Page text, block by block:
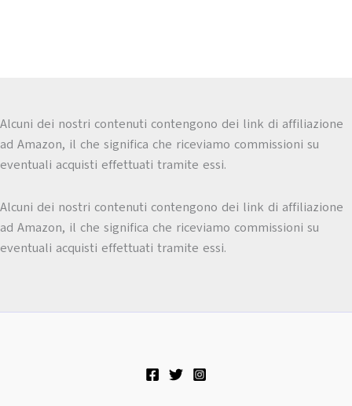
Alcuni dei nostri contenuti contengono dei link di affiliazione
ad Amazon, il che significa che riceviamo commissioni su
eventuali acquisti effettuati tramite essi.
Alcuni dei nostri contenuti contengono dei link di affiliazione
ad Amazon, il che significa che riceviamo commissioni su
eventuali acquisti effettuati tramite essi.